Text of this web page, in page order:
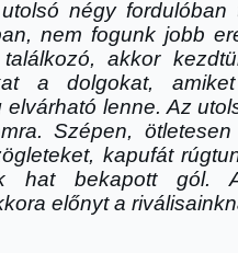
négy fordulóban
nem fogunk jobb
akkor
a dolgokat,
lenne. Az
Szépen, ötletesen
kapufát
hat bekapott gól.
előnyt a